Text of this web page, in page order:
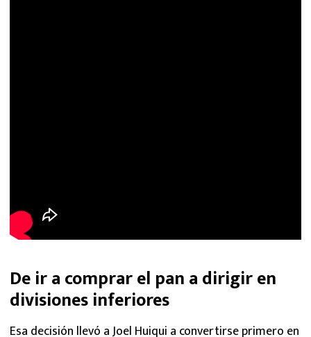
De ir a comprar el pan a dirigir en
divisiones inferiores
Esa decisión llevó a Joel Huiqui a convertirse primero en